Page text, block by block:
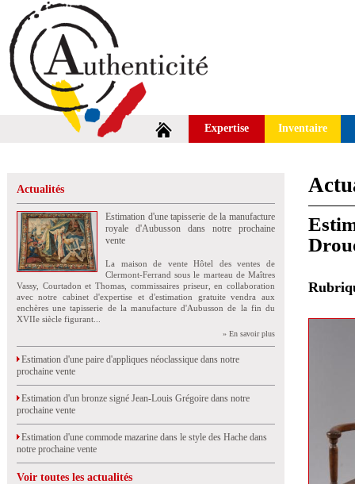
Expertise Inventaire
Actualités
Estimation d'une tapisserie de la manufacture
royale d'Aubusson dans notre prochaine
vente
La maison de vente Hôtel des ventes de
Clermont-Ferrand sous le marteau de Maîtres
Vassy, Courtadon et Thomas, commissaires priseur, en collaboration
avec notre cabinet d'expertise et d'estimation gratuite vendra aux
enchères une tapisserie de la manufacture d'Aubusson de la fin du
XVIIe siècle figurant...
» En savoir plus
Estimation d'une paire d'appliques néoclassique dans notre
prochaine vente
Estimation d'un bronze signé Jean-Louis Grégoire dans notre
prochaine vente
Estimation d'une commode mazarine dans le style des Hache dans
notre prochaine vente
Voir toutes les actualités